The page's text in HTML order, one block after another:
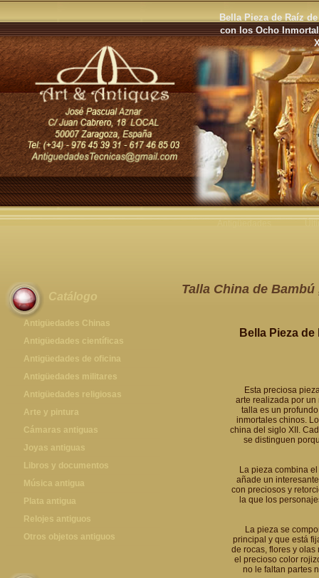
Bella Pieza de Raíz
con los Ocho
Catálogo
Antigüedades Chinas
Antigüedades Chinas
Antigüedades científicas
Antigüedades científicas
Antigüedades de oficina
Máquinas de escribir antiguas
Calculadoras antiguas
Teléfonos y Telégrafos antiguos
Antigüedades militares
Espadas antiguas
Medallas y condecoraciones
Cascos militares
Otros artículos militares
Antigüedades religiosas
Antigüedades religiosas
Arte y pintura
Pintura antigua
Pintura contemporánea
Grabados antiguos y mapas
Cámaras antiguas
Cámaras antiguas
Joyas antiguas
Joyas antiguas
Libros y documentos
Libros antiguos
Fotografia antigua
Publicaciones antiguas
Música antigua
Gramófonos antiguos
Cajas de música antiguas
Radios antiguas
Plata antigua
Plata antigua
Relojes antiguos
Relojes sobremesa antiguos
Relojes de pie antiguos
Otros objetos antiguos
Talla China de
Bella Pieza
Esta preciosa
arte realizada por
talla es un
inmortales chinos.
china del siglo XII.
se distinguen
La pieza combina
añade un
con preciosos y
la que los
La pieza se
principal y que está
de rocas, flores y
el precioso color
no le faltan partes